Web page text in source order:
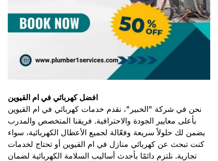
افضل كهربائي في ام القيوين
نحن في شركة "الخبير"، نقدم خدمات كهربائي في ام القيوين
بأعلى معايير الجودة والاحترافية. فريقنا المتخصص والمدرب
يضمن لك حلولاً سريعة وفعّالة لجميع الأعطال الكهربائية، سواء
كنت تبحث عن كهربائي منازل في ام القيوين أو تحتاج لخدمات
تجارية. نلتزم دائمًا بأحدث أساليب السلامة الكهربائية لضمان